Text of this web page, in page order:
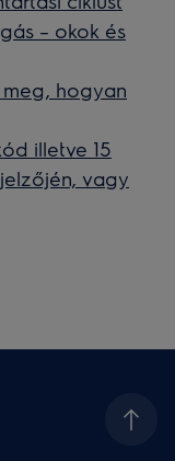
– okok és
hogyan
illetve 15
vagy